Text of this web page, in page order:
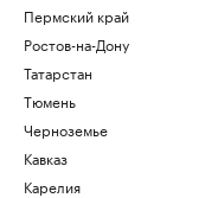
Пермский край
Ростов-на-Дону
Татарстан
Тюмень
Черноземье
Кавказ
Карелия